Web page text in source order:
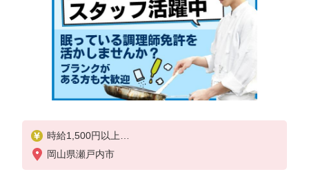
時給1,500円以上
試用期間中 時給1,500円以上(試用期間2ヶ月)
岡山県瀬戸内市